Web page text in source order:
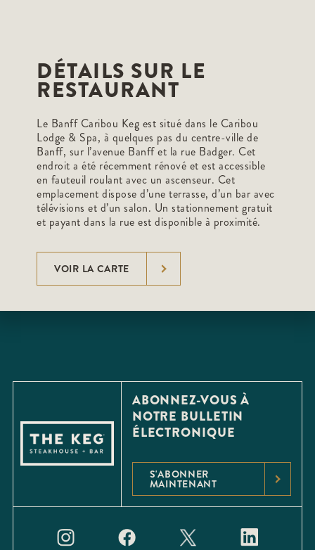
DÉTAILS SUR LE
RESTAURANT
Le Banff Caribou Keg est situé dans le Caribou
Lodge & Spa, à quelques pas du centre-ville de
Banff, sur l’avenue Banff et la rue Badger. Cet
endroit a été récemment rénové et est accessible
en fauteuil roulant avec un ascenseur. Cet
emplacement dispose d’une terrasse, d’un bar avec
télévisions et d’un salon. Un stationnement gratuit
et payant dans la rue est disponible à proximité.
VOIR LA CARTE
ABONNEZ-VOUS À
NOTRE BULLETIN
ÉLECTRONIQUE
S'ABONNER
MAINTENANT